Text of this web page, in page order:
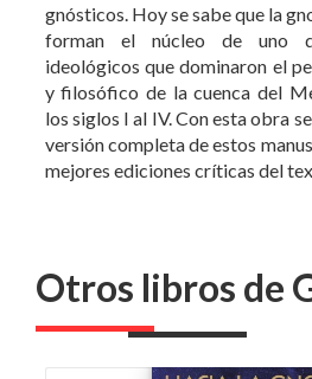
gnósticos. Hoy se sabe que la
forman el núcleo de uno
ideológicos que dominaron el
y filosófico de la cuenca del
los siglos I al IV. Con esta obra
versión completa de estos
mejores ediciones críticas del
Otros libros de